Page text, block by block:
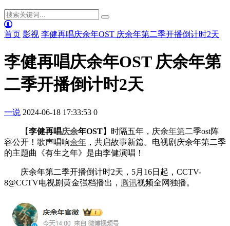
首页 影视 李健再唱庆余年OST 庆余年第二季开播倒计时2天
李健再唱庆余年OST 庆余年第
二季开播倒计时2天
一说 2024-06-18 17:33:53 0
【李健再唱庆余年OST】时隔五年，庆余年第二季ost阵
容公开！歌声唱响余年 ，共启故事新篇。电视剧庆余年第二季
的主题曲《有生之年》是由李健演唱！
庆余年第二季开播倒计时2天，5月16日起，CCTV-
8@CCTV电视剧黄金强档播出， 腾讯视频全网独播。